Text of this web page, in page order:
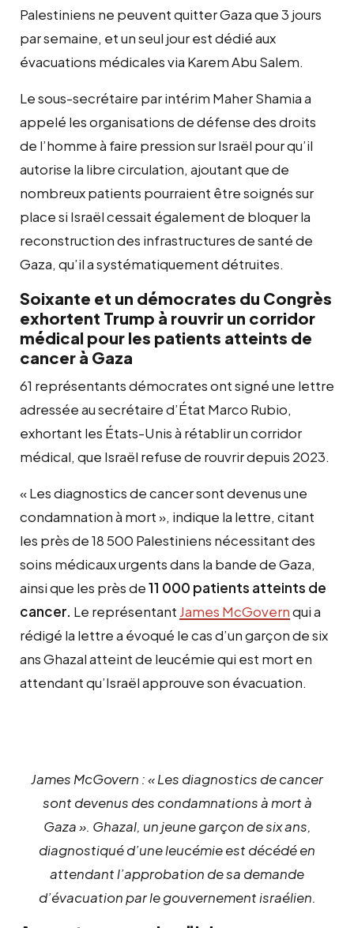
Palestiniens ne peuvent quitter Gaza que 3 jours
par semaine, et un seul jour est dédié aux
évacuations médicales via Karem Abu Salem.
Le sous-secrétaire par intérim Maher Shamia a
appelé les organisations de défense des droits
de l’homme à faire pression sur Israël pour qu’il
autorise la libre circulation, ajoutant que de
nombreux patients pourraient être soignés sur
place si Israël cessait également de bloquer la
reconstruction des infrastructures de santé de
Gaza, qu’il a systématiquement détruites.
Soixante et un démocrates du Congrès
exhortent Trump à rouvrir un corridor
médical pour les patients atteints de
cancer à Gaza
61 représentants démocrates ont signé une lettre
adressée au secrétaire d’État Marco Rubio,
exhortant les États-Unis à rétablir un corridor
médical, que Israël refuse de rouvrir depuis 2023.
« Les diagnostics de cancer sont devenus une
condamnation à mort », indique la lettre, citant
les près de 18 500 Palestiniens nécessitant des
soins médicaux urgents dans la bande de Gaza,
ainsi que les près de11 000 patients atteints de
cancer. Le représentant James McGovernqui a
rédigé la lettre a évoqué le cas d’un garçon de six
ans Ghazal atteint de leucémie qui est mort en
attendant qu’Israël approuve son évacuation.
James McGovern : « Les diagnostics de cancer
sont devenus des condamnations à mort à
Gaza ». Ghazal, un jeune garçon de six ans,
diagnostiqué d’une leucémie est décédé en
attendant l’approbation de sa demande
d’évacuation par le gouvernement israélien.